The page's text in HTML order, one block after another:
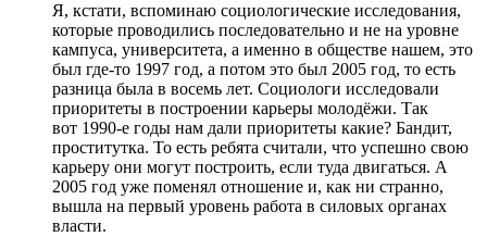
Я, кстати, вспоминаю социологические исследования,
которые проводились последовательно и не на уровне
кампуса, университета, а именно в обществе нашем, это
был где-то 1997 год, а потом это был 2005 год, то есть
разница была в восемь лет. Социологи исследовали
приоритеты в построении карьеры молодёжи. Так
вот 1990-е годы нам дали приоритеты какие? Бандит,
проститутка. То есть ребята считали, что успешно свою
карьеру они могут построить, если туда двигаться. А
2005 год уже поменял отношение и, как ни странно,
вышла на первый уровень работа в силовых органах
власти.